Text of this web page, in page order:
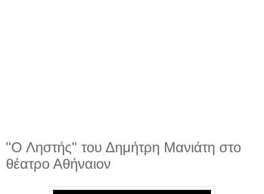
"Ο Ληστής" του Δημήτρη Μανιάτη στο
θέατρο Αθήναιον